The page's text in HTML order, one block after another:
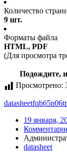
Количество
9 шт.
Форматы файла
HTML, PDF
(Для просмотра
Подождите,
Просмотрено:
datasheet
19 января,
datasheet